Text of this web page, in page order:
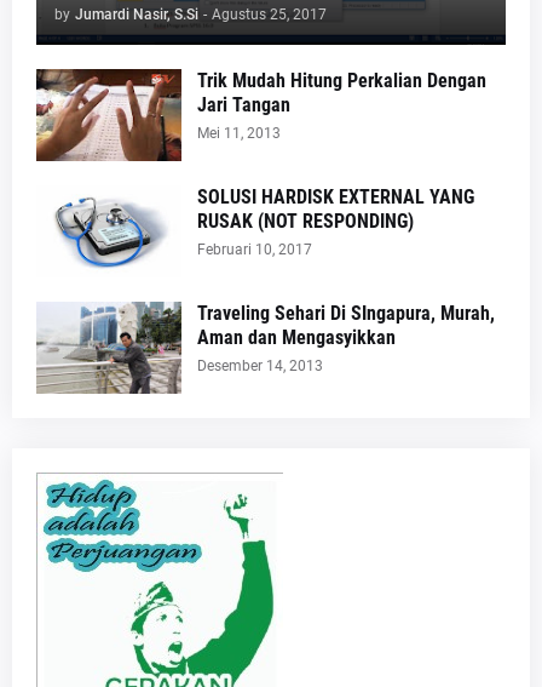
by Jumardi Nasir, S.Si - Agustus 25, 2017
Trik Mudah Hitung Perkalian Dengan
Jari Tangan
Mei 11, 2013
SOLUSI HARDISK EXTERNAL YANG
RUSAK (NOT RESPONDING)
Februari 10, 2017
Traveling Sehari Di SIngapura, Murah,
Aman dan Mengasyikkan
Desember 14, 2013